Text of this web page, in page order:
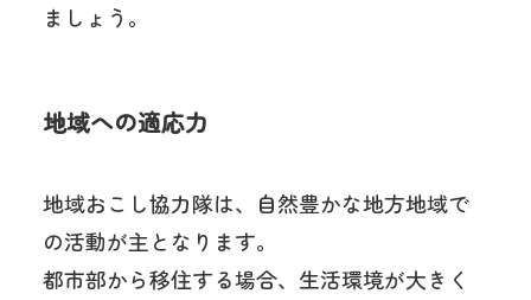
ましょう。
地域への適応力
地域おこし協力隊は、自然豊かな地方地域で
の活動が主となります。
都市部から移住する場合、生活環境が大きく